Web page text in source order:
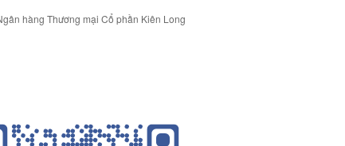
hàng Thương mại Cổ phần Kiên Long